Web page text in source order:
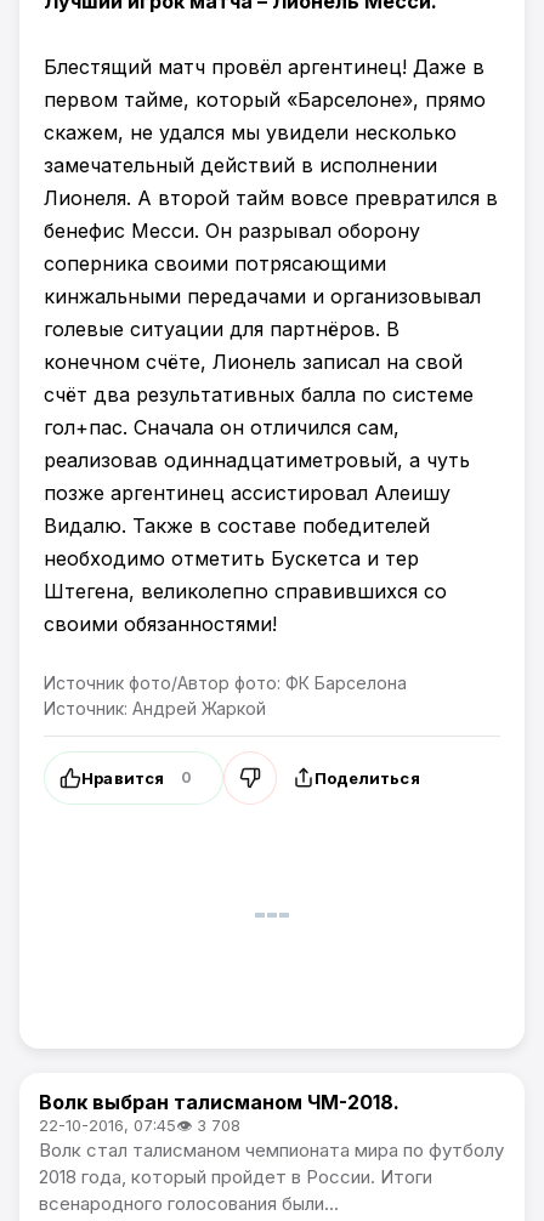
Блестящий матч провёл аргентинец! Даже в
первом тайме, который «Барселоне», прямо
скажем, не удался мы увидели несколько
замечательный действий в исполнении
Лионеля. А второй тайм вовсе превратился в
бенефис Месси. Он разрывал оборону
соперника своими потрясающими
кинжальными передачами и организовывал
голевые ситуации для партнёров. В
конечном счёте, Лионель записал на свой
счёт два результативных балла по системе
гол+пас. Сначала он отличился сам,
реализовав одиннадцатиметровый, а чуть
позже аргентинец ассистировал Алеишу
Видалю. Также в составе победителей
необходимо отметить Бускетса и тер
Штегена, великолепно справившихся со
своими обязанностями!
Источник фото/Автор фото: ФК Барселона
Источник: Андрей Жаркой
Нравится 0 Поделиться
Новости футбола
Волк выбран талисманом ЧМ-2018.
22-10-2016, 07:45👁 3 708
Волк стал талисманом чемпионата мира по футболу
2018 года, который пройдет в России. Итоги
всенародного голосования были...